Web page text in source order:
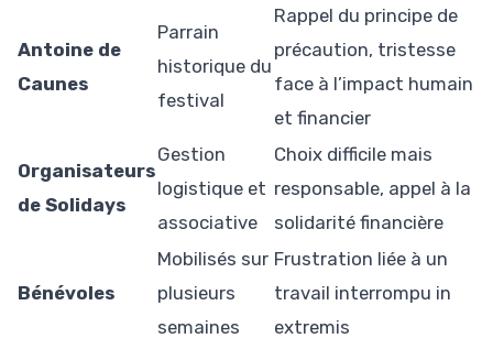
Antoine de
Caunes
Parrain
historique du
festival
Rappel du principe de
précaution, tristesse
face à l’impact humain
et financier
Organisateurs
de Solidays
Gestion
logistique et
associative
Choix difficile mais
responsable, appel à la
solidarité financière
Bénévoles
Mobilisés sur
plusieurs
semaines
Frustration liée à un
travail interrompu in
extremis